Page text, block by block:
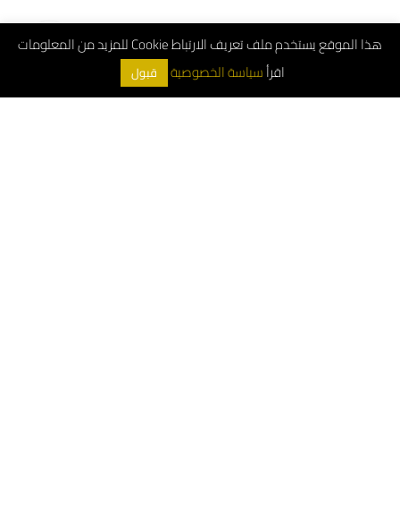
هذا الموقع يستخدم ملف تعريف الارتباط Cookie للمزيد من المعلومات
اقرأسياسة الخصوصية قبول